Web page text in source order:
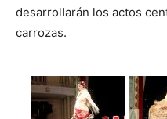
desarrollarán los actos
carrozas.